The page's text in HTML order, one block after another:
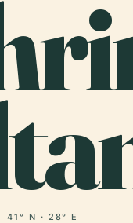
41° N · 28° E